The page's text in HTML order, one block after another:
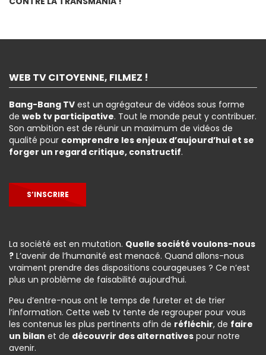
WEB TV CITOYENNE, FILMEZ !
Bang-Bang TV est un agrégateur de vidéos sous forme
de web tv participative. Tout le monde peut y contribuer.
Son ambition est de réunir un maximum de vidéos de
qualité pour comprendre les enjeux d’aujourd’hui et se
forger un regard critique, constructif.
S’INSCRIRE
La société est en mutation. Quelle société voulons-nous
? L’avenir de l’humanité est menacé. Quand allons-nous
vraiment prendre des dispositions courageuses ? Ce n’est
plus un problème de faisabilité aujourd’hui.
Peu d’entre-nous ont le temps de fureter et de trier
l’information. Cette web tv tente de regrouper pour vous
les contenus les plus pertinents afin de réfléchir, de faire
un bilan et de découvrir des alternatives pour notre
avenir.